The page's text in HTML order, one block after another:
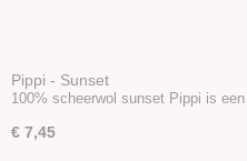
Pippi - Sunset
100% scheerwol sunset Pippi is
€ 7,45